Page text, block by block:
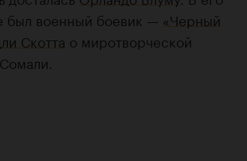
был военный боевик — «Черный
Скотта о миротворческой